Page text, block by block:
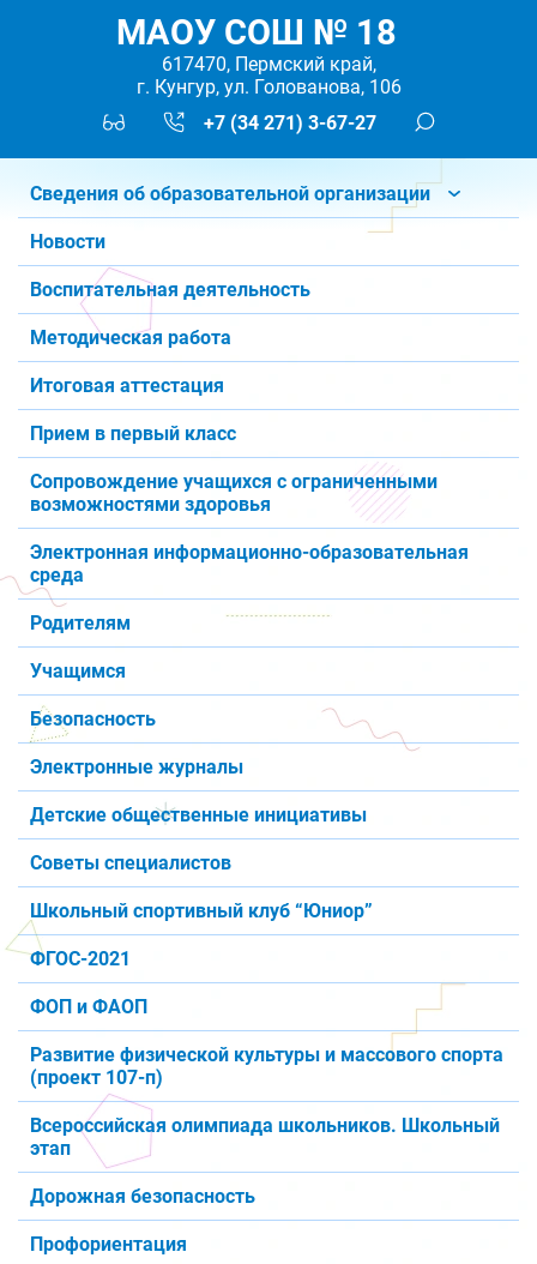
МАОУ СОШ № 18
617470, Пермский край,
г. Кунгур, ул. Голованова, 106
+7 (34 271) 3-67-27
Сведения об образовательной организации
Новости
Воспитательная деятельность
Методическая работа
Итоговая аттестация
Прием в первый класс
Сопровождение учащихся с ограниченными
возможностями здоровья
Электронная информационно-образовательная
среда
Родителям
Учащимся
Безопасность
Электронные журналы
Детские общественные инициативы
Советы специалистов
Школьный спортивный клуб “Юниор”
ФГОС-2021
ФОП и ФАОП
Развитие физической культуры и массового спорта
(проект 107-п)
Всероссийская олимпиада школьников. Школьный
этап
Дорожная безопасность
Профориентация